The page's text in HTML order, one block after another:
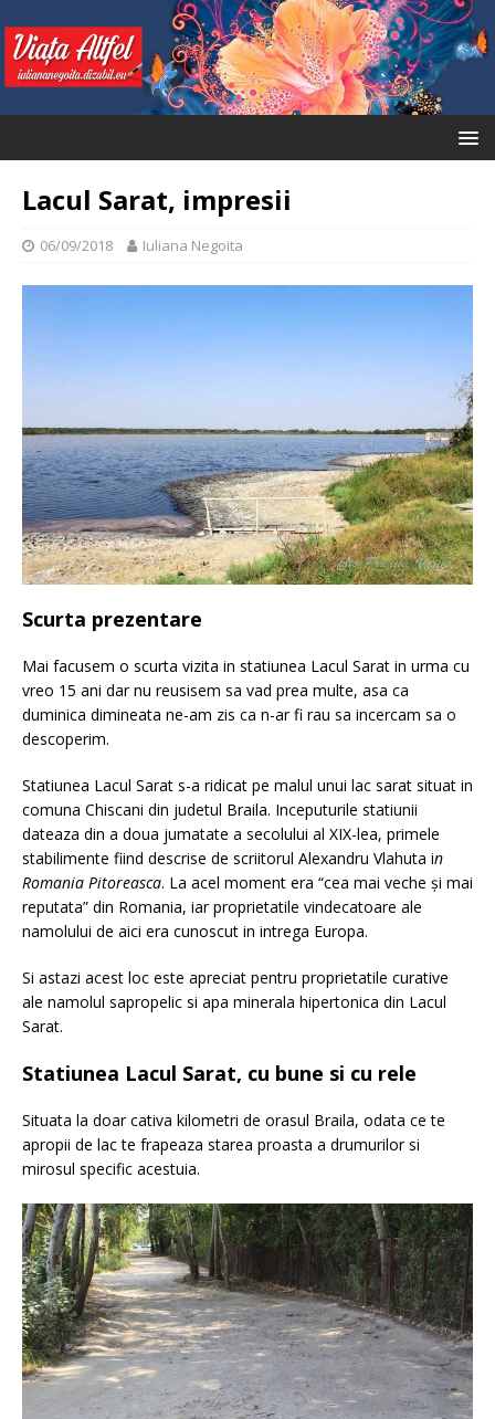
Lacul Sarat, impresii
06/09/2018 Iuliana Negoita
Scurta prezentare
Mai facusem o scurta vizita in statiunea Lacul Sarat in urma cu
vreo 15 ani dar nu reusisem sa vad prea multe, asa ca
duminica dimineata ne-am zis ca n-ar fi rau sa incercam sa o
descoperim.
Statiunea Lacul Sarat s-a ridicat pe malul unui lac sarat situat in
comuna Chiscani din judetul Braila. Inceputurile statiunii
dateaza din a doua jumatate a secolului al XIX-lea, primele
stabilimente fiind descrise de scriitorul Alexandru Vlahuta in
Romania Pitoreasca. La acel moment era “cea mai veche şi mai
reputata” din Romania, iar proprietatile vindecatoare ale
namolului de aici era cunoscut in intrega Europa.
Si astazi acest loc este apreciat pentru proprietatile curative
ale namolul sapropelic si apa minerala hipertonica din Lacul
Sarat.
Statiunea Lacul Sarat, cu bune si cu rele
Situata la doar cativa kilometri de orasul Braila, odata ce te
apropii de lac te frapeaza starea proasta a drumurilor si
mirosul specific acestuia.